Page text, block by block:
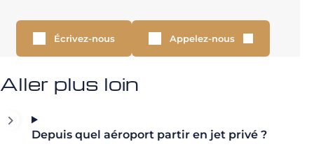
Écrivez-nous Appelez-nous
Aller plus loin
Depuis quel aéroport partir en jet privé ?